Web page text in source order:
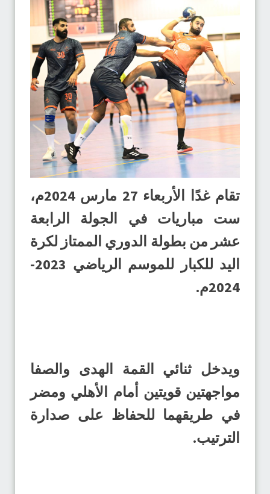
تقام غدًا الأربعاء 27 مارس 2024م،
ست مباريات في الجولة الرابعة
عشر من بطولة الدوري الممتاز لكرة
اليد للكبار للموسم الرياضي 2023-
2024م.
ويدخل ثنائي القمة الهدى والصفا
مواجهتين قويتين أمام الأهلي ومضر
في طريقهما للحفاظ على صدارة
الترتيب.